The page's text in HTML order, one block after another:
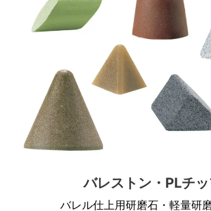
バレストン・PLチ
バレル仕上用研磨石・軽量研